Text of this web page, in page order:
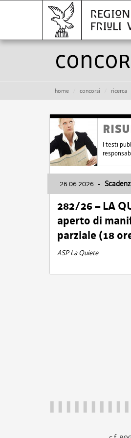
home concorsi ricerca
I testi
26.06.2026 -
282/26 – LA
aperto di
parziale (18
ASP La Quiete